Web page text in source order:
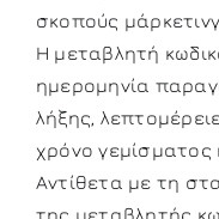
σκοπούς
Η μεταβλητή
ημερομηνία
λήξης,
χρόνο γεμίσματος
Αντίθετα με τη
της μεταβλητής